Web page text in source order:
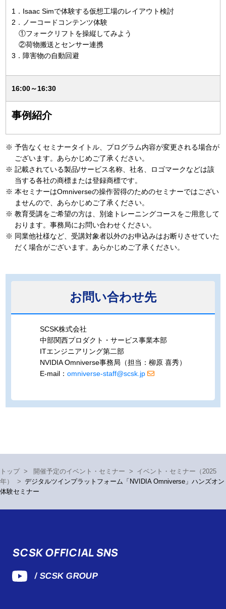
トップ > 開催予定のイベント・セミナー >
イベント・セミナー（2025
年）
> デジタルツインプラットフォーム「NVIDIA Omniverse」ハンズオン
体験セミナー
1．Isaac Simで体験する仮想工場のレイアウト検討
2．ノーコードコンテンツ体験
①フォークリフトを操縦してみよう
②荷物搬送とセンサー連携
3．障害物の自動回避
16:00～16:30
事例紹介
※ 予告なくセミナータイトル、プログラム内容が変更される場合が
ございます。あらかじめご了承ください。
※ 記載されている製品/サービス名称、社名、ロゴマークなどは該
当する各社の商標または登録商標です。
※ 本セミナーはOmniverseの操作習得のためのセミナーではござい
ませんので、あらかじめご了承ください。
※ 教育受講をご希望の方は、別途トレーニングコースをご用意して
おります。事務局にお問い合わせください。
※ 同業他社様など、受講対象者以外のお申込みはお断りさせていた
だく場合がございます。あらかじめご了承ください。
お問い合わせ先
SCSK株式会社
中部関西プロダクト・サービス事業本部
ITエンジニアリング第二部
NVIDIA Omniverse事務局（担当：柳原 喜秀）
E-mail： omniverse-staff@scsk.jp
SCSK OFFICIAL SNS
/ SCSK GROUP